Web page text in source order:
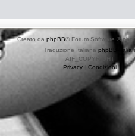
Creato da phpBB® Forum Software ©
Traduzione Italiana phpBB-
AIF_COPYRIGHT
Privacy
Condizioni